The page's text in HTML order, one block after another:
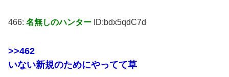
466: 名無しのハンター ID:bdx5qdC7d
>>462
いない新規のためにやってて草